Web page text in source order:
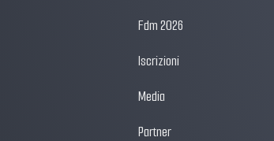
Fdm 2026
Iscrizioni
Media
Partner